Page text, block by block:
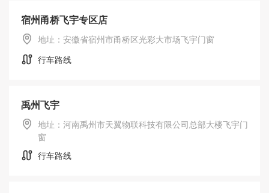
宿州甬桥飞宇专区店
地址：安徽省宿州市甬桥区光彩大市场飞宇门窗
行车路线
禹州飞宇
地址：河南禹州市天翼物联科技有限公司总部大楼飞宇门
窗
行车路线